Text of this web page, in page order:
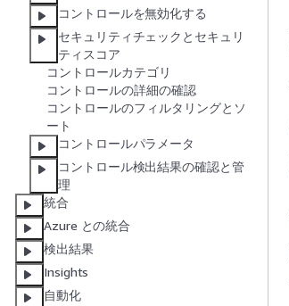
コントロールを無効化する
セキュリティチェックとセキュリ
ティスコア
コントロールカテゴリ
コントロールの詳細の確認
コントロールのフィルタリングとソ
ート
コントロールパラメータ
コントロール検出結果の確認と管
理
統合
Azure との統合
検出結果
Insights
自動化